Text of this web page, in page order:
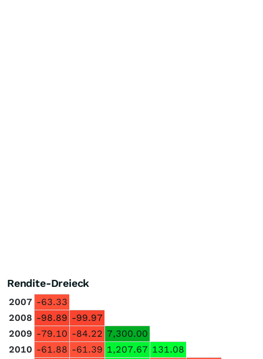
Rendite-Dreieck
2007 -63.33
2008 -98.89 -99.97
2009 -79.10 -84.22 7,300.00
2010 -61.88 -61.39 1,207.67 131.08